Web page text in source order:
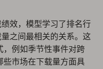
效，模型学习了排名行
之间最相关的关系。这
，例如季节性事件对跨
些市场在下载量方面具